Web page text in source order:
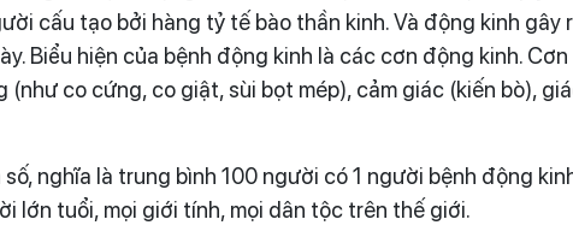
cấu tạo bởi hàng tỷ tế bào thần kinh. Và động kinh gây
Biểu hiện của bệnh động kinh là các cơn động kinh.
co cứng, co giật, sùi bọt mép), cảm giác (kiến bò),
nghĩa là trung bình 100 người có 1 người bệnh động
lớn tuổi, mọi giới tính, mọi dân tộc trên thế giới.